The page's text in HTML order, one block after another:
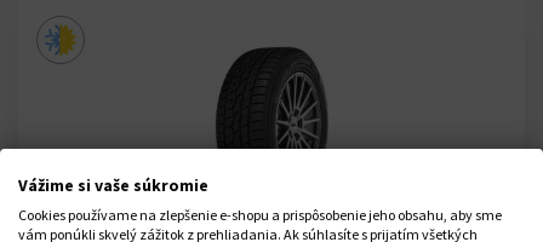
Vážime si vaše súkromie
Cookies používame na zlepšenie e-shopu a prispôsobenie jeho obsahu, aby sme
vám ponúkli skvelý zážitok z prehliadania. Ak súhlasíte s prijatím všetkých